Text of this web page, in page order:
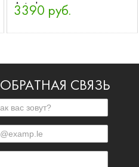
Arte Lamp
3390 руб.
ОБРАТНАЯ СВЯЗЬ